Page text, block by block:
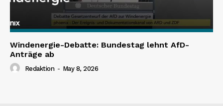
Windenergie-Debatte: Bundestag lehnt AfD-
Anträge ab
Redaktion - May 8, 2026